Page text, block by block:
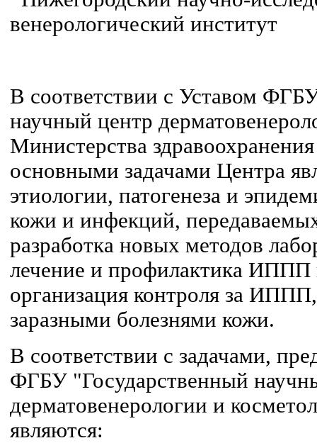
В соответствии с Уставом
научный центр
Министерства
основными задачами Центра
этиологии, патогенеза и
кожи и инфекций,
разработка новых методов
лечение и профилактика ИППП
организация контроля за
заразными болезнями кожи.
В соответствии с задачами,
ФГБУ "Государственный
дерматовенерологии и
являются: